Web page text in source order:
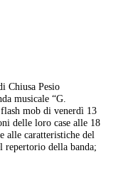
musicale “G.
mob di venerdì 13
delle loro case alle 18
alle caratteristiche del
repertorio della banda;